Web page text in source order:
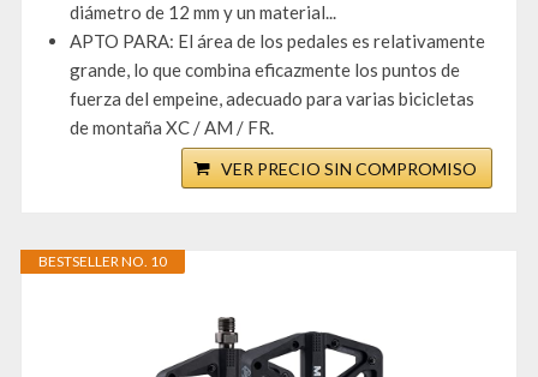
diámetro de 12 mm y un material...
APTO PARA: El área de los pedales es relativamente
grande, lo que combina eficazmente los puntos de
fuerza del empeine, adecuado para varias bicicletas
de montaña XC / AM / FR.
VER PRECIO SIN COMPROMISO
BESTSELLER NO. 10